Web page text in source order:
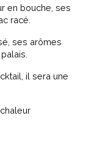
en bouche, ses
racé.
ses arômes
il sera une